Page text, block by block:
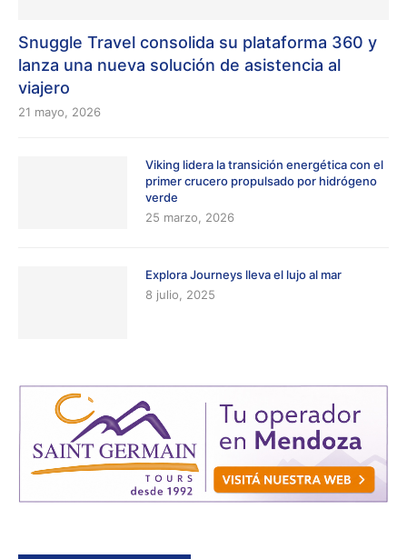
Snuggle Travel consolida su plataforma 360 y
lanza una nueva solución de asistencia al
viajero
21 mayo, 2026
Viking lidera la transición energética con el
primer crucero propulsado por hidrógeno
verde
25 marzo, 2026
Explora Journeys lleva el lujo al mar
8 julio, 2025